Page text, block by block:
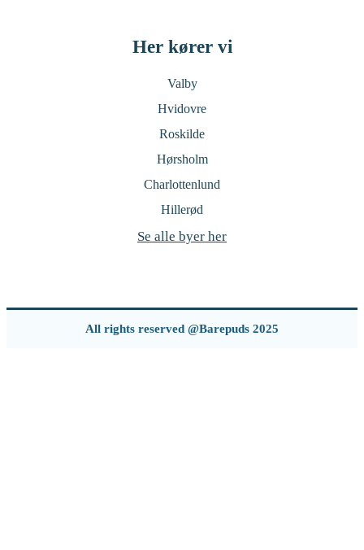
Her kører vi
Valby
Hvidovre
Roskilde
Hørsholm
Charlottenlund
Hillerød
Se alle byer her
All rights reserved @Barepuds 2025